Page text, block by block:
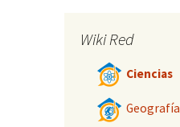
Wiki Red
Ciencias
Geografía